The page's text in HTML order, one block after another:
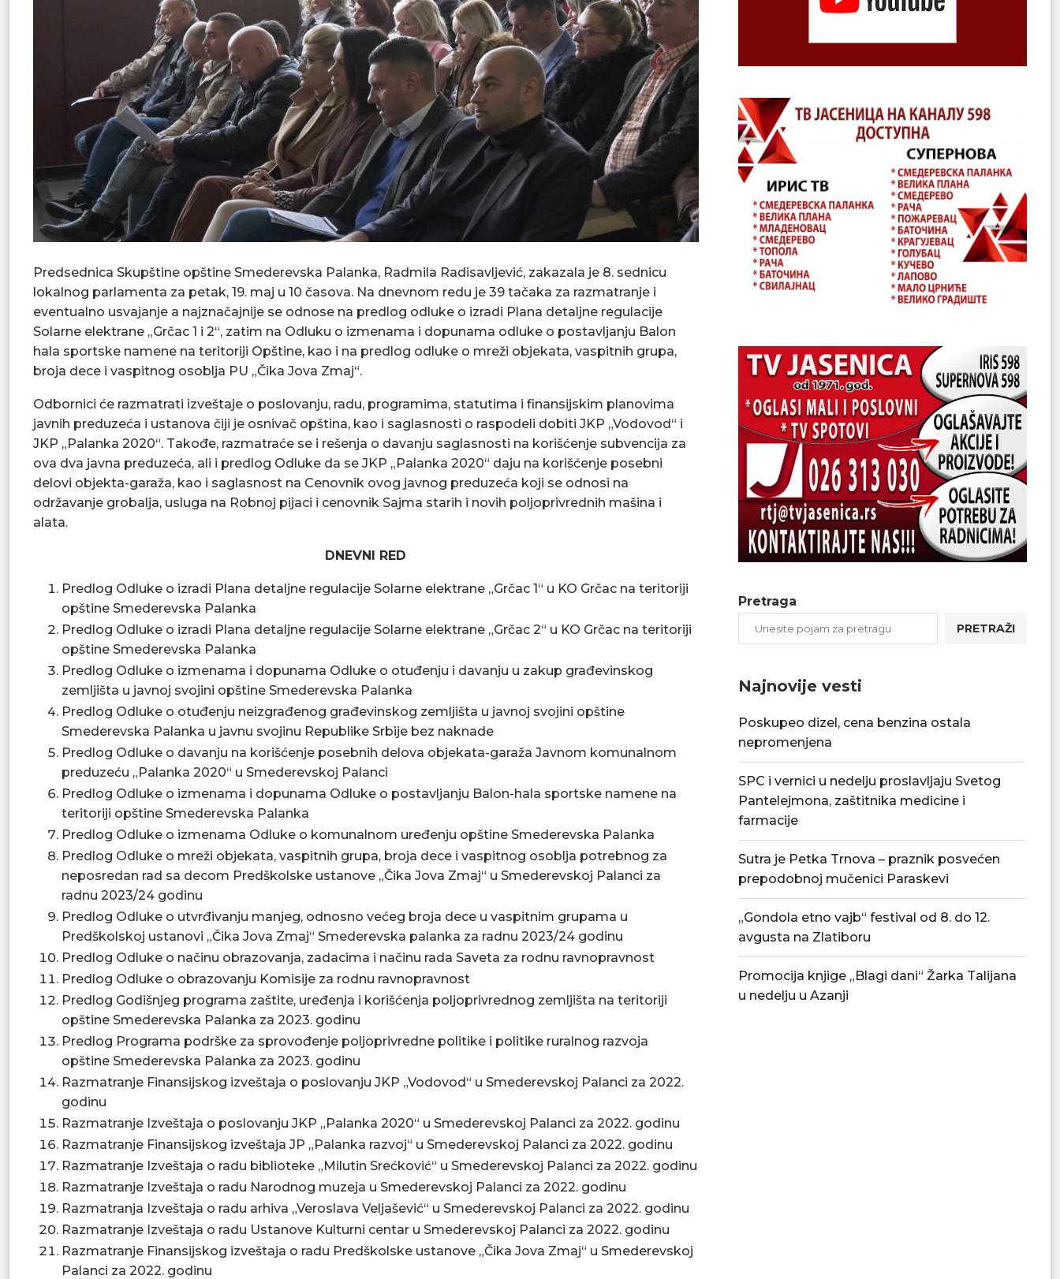
Predsednica Skupštine opštine Smederevska Palanka, Radmila Radisavljević, zakazala je 8. sednicu
lokalnog parlamenta za petak, 19. maj u 10 časova. Na dnevnom redu je 39 tačaka za razmatranje i
eventualno usvajanje a najznačajnije se odnose na predlog odluke o izradi Plana detaljne regulacije
Solarne elektrane „Grčac 1 i 2“, zatim na Odluku o izmenama i dopunama odluke o postavljanju Balon
hala sportske namene na teritoriji Opštine, kao i na predlog odluke o mreži objekata, vaspitnih grupa,
broja dece i vaspitnog osoblja PU „Čika Jova Zmaj“.
Odbornici će razmatrati izveštaje o poslovanju, radu, programima, statutima i finansijskim planovima
javnih preduzeća i ustanova čiji je osnivač opština, kao i saglasnosti o raspodeli dobiti JKP „Vodovod“ i
JKP „Palanka 2020“. Takođe, razmatraće se i rešenja o davanju saglasnosti na korišćenje subvencija za
ova dva javna preduzeća, ali i predlog Odluke da se JKP „Palanka 2020“ daju na korišćenje posebni
delovi objekta-garaža, kao i saglasnost na Cenovnik ovog javnog preduzeća koji se odnosi na
održavanje grobalja, usluga na Robnoj pijaci i cenovnik Sajma starih i novih poljoprivrednih mašina i
alata.
DNEVNI RED
Predlog Odluke o izradi Plana detaljne regulacije Solarne elektrane „Grčac 1“ u KO Grčac na teritoriji
opštine Smederevska Palanka
Predlog Odluke o izradi Plana detaljne regulacije Solarne elektrane „Grčac 2“ u KO Grčac na teritoriji
opštine Smederevska Palanka
Predlog Odluke o izmenama i dopunama Odluke o otuđenju i davanju u zakup građevinskog
zemljišta u javnoj svojini opštine Smederevska Palanka
Predlog Odluke o otuđenju neizgrađenog građevinskog zemljišta u javnoj svojini opštine
Smederevska Palanka u javnu svojinu Republike Srbije bez naknade
Predlog Odluke o davanju na korišćenje posebnih delova objekata-garaža Javnom komunalnom
preduzeću „Palanka 2020“ u Smederevskoj Palanci
Predlog Odluke o izmenama i dopunama Odluke o postavljanju Balon-hala sportske namene na
teritoriji opštine Smederevska Palanka
Predlog Odluke o izmenama Odluke o komunalnom uređenju opštine Smederevska Palanka
Predlog Odluke o mreži objekata, vaspitnih grupa, broja dece i vaspitnog osoblja potrebnog za
neposredan rad sa decom Predškolske ustanove „Čika Jova Zmaj“ u Smederevskoj Palanci za
radnu 2023/24 godinu
Predlog Odluke o utvrđivanju manjeg, odnosno većeg broja dece u vaspitnim grupama u
Predškolskoj ustanovi „Čika Jova Zmaj“ Smederevska palanka za radnu 2023/24 godinu
Predlog Odluke o načinu obrazovanja, zadacima i načinu rada Saveta za rodnu ravnopravnost
Predlog Odluke o obrazovanju Komisije za rodnu ravnopravnost
Predlog Godišnjeg programa zaštite, uređenja i korišćenja poljoprivrednog zemljišta na teritoriji
opštine Smederevska Palanka za 2023. godinu
Predlog Programa podrške za sprovođenje poljoprivredne politike i politike ruralnog razvoja
opštine Smederevska Palanka za 2023. godinu
Razmatranje Finansijskog izveštaja o poslovanju JKP „Vodovod“ u Smederevskoj Palanci za 2022.
godinu
Razmatranje Izveštaja o poslovanju JKP „Palanka 2020“ u Smederevskoj Palanci za 2022. godinu
Razmatranje Finansijskog izveštaja JP „Palanka razvoj“ u Smederevskoj Palanci za 2022. godinu
Razmatranje Izveštaja o radu biblioteke „Milutin Srećković“ u Smederevskoj Palanci za 2022. godinu
Razmatranje Izveštaja o radu Narodnog muzeja u Smederevskoj Palanci za 2022. godinu
Razmatranja Izveštaja o radu arhiva „Veroslava Veljašević“ u Smederevskoj Palanci za 2022. godinu
Razmatranje Izveštaja o radu Ustanove Kulturni centar u Smederevskoj Palanci za 2022. godinu
Razmatranje Finansijskog izveštaja o radu Predškolske ustanove „Čika Jova Zmaj“ u Smederevskoj
Palanci za 2022. godinu
Pretraga
PRETRAŽI
Najnovije vesti
Poskupeo dizel, cena benzina ostala
nepromenjena
SPC i vernici u nedelju proslavljaju Svetog
Pantelejmona, zaštitnika medicine i
farmacije
Sutra je Petka Trnova – praznik posvećen
prepodobnoj mučenici Paraskevi
„Gondola etno vajb“ festival od 8. do 12.
avgusta na Zlatiboru
Promocija knjige „Blagi dani“ Žarka Talijana
u nedelju u Azanji